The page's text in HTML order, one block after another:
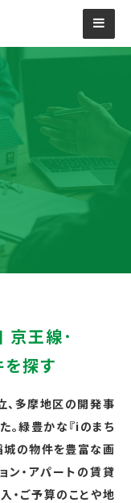
京王線･
探す
、多摩地区の開発事
。緑豊かな『iのまち
城の物件を豊富な画
ン・アパートの賃貸
・ご予算のことや地